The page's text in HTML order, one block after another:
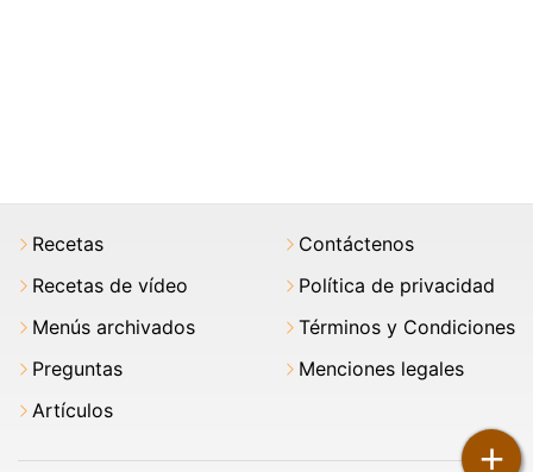
+
Recetas
Recetas de vídeo
Menús archivados
Preguntas
Artículos
Contáctenos
Política de privacidad
Términos y Condiciones
Menciones legales